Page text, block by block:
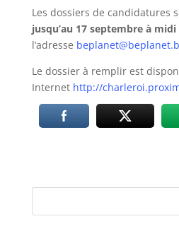
Les dossiers de candidatures
jusqu’au 17 septembre à midi
l’adresse
Le dossier à remplir est
Internet http://